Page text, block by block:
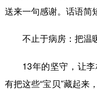
送来一句感谢。话语简
不止于病房：把温
13年的坚守，让李
有把这些“宝贝”藏起来